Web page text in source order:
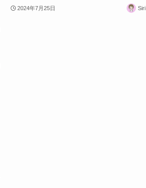
2024年7月25日 Siri